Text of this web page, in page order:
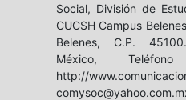
Social, División de
CUCSH Campus
Belenes, C.P.
México, Teléfono
http://